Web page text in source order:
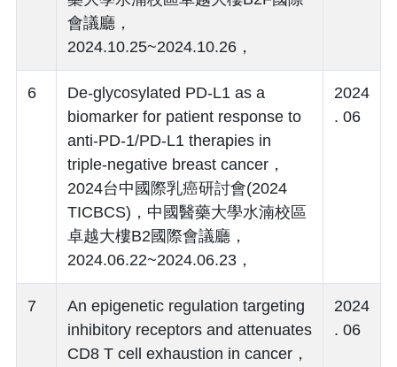
會議廳，
2024.10.25~2024.10.26，
6
De-glycosylated PD-L1 as a
biomarker for patient response to
anti-PD-1/PD-L1 therapies in
triple-negative breast cancer，
2024台中國際乳癌研討會(2024
TICBCS)，中國醫藥大學水湳校區
卓越大樓B2國際會議廳，
2024.06.22~2024.06.23，
2024
. 06
7
An epigenetic regulation targeting
inhibitory receptors and attenuates
CD8 T cell exhaustion in cancer，
2024
. 06